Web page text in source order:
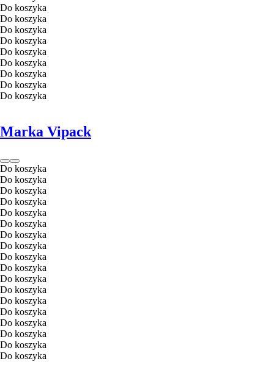
Do koszyka
Do koszyka
Do koszyka
Do koszyka
Do koszyka
Do koszyka
Do koszyka
Do koszyka
Do koszyka
Marka Vipack
Do koszyka
Do koszyka
Do koszyka
Do koszyka
Do koszyka
Do koszyka
Do koszyka
Do koszyka
Do koszyka
Do koszyka
Do koszyka
Do koszyka
Do koszyka
Do koszyka
Do koszyka
Do koszyka
Do koszyka
Do koszyka